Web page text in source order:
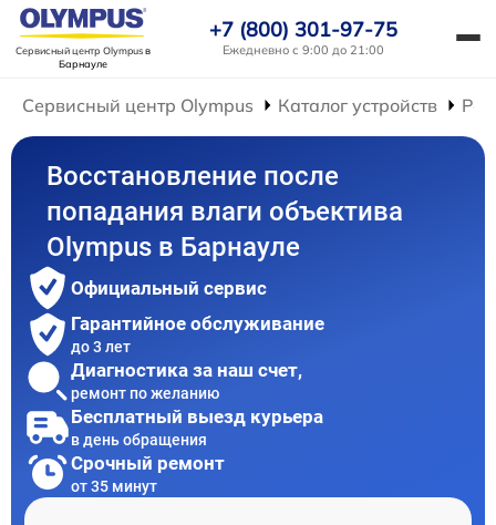
Сервисный центр Olympusв
Барнауле
+7 (800) 301-97-75
Ежедневно с 9:00 до 21:00
Сервисный центр Olympus Каталог устройств
Восстановление после
попадания влаги объектива
Olympus в Барнауле
Официальный сервис
Гарантийное обслуживание
до 3 лет
Диагностика за наш счет,
ремонт по желанию
Бесплатный выезд курьера
в день обращения
Срочный ремонт
от 35 минут